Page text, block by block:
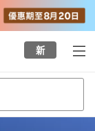
新